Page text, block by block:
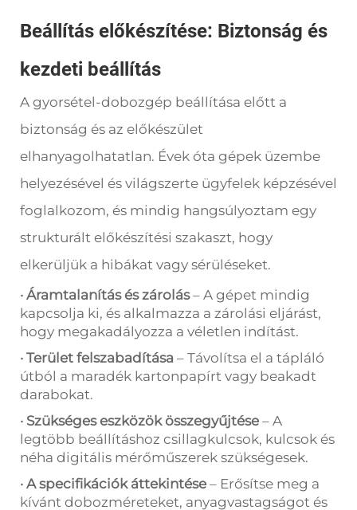
Beállítás előkészítése: Biztonság és
kezdeti beállítás
A gyorsétel-dobozgép beállítása előtt a
biztonság és az előkészület
elhanyagolhatatlan. Évek óta gépek üzembe
helyezésével és világszerte ügyfelek képzésével
foglalkozom, és mindig hangsúlyoztam egy
strukturált előkészítési szakaszt, hogy
elkerüljük a hibákat vagy sérüléseket.
· Áramtalanítás és zárolás– A gépet mindig
kapcsolja ki, és alkalmazza a zárolási eljárást,
hogy megakadályozza a véletlen indítást.
· Terület felszabadítása – Távolítsa el a tápláló
útból a maradék kartonpapírt vagy beakadt
darabokat.
· Szükséges eszközök összegyűjtése – A
legtöbb beállításhoz csillagkulcsok, kulcsok és
néha digitális mérőműszerek szükségesek.
· A specifikációk áttekintése – Erősítse meg a
kívánt dobozméreteket, anyagvastagságot és